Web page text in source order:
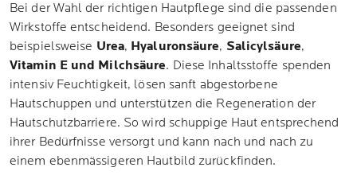
Bei der Wahl der richtigen Hautpflege sind die passenden
Wirkstoffe entscheidend. Besonders geeignet sind
beispielsweise Urea, Hyaluronsäure, Salicylsäure,
Vitamin E und Milchsäure. Diese Inhaltsstoffe spenden
intensiv Feuchtigkeit, lösen sanft abgestorbene
Hautschuppen und unterstützen die Regeneration der
Hautschutzbarriere. So wird schuppige Haut entsprechend
ihrer Bedürfnisse versorgt und kann nach und nach zu
einem ebenmässigeren Hautbild zurückfinden.